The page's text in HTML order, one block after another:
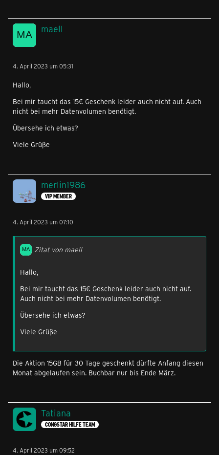
maell
4. April 2023 um 05:31
Hallo,
Bei mir taucht das 15€ Geschenk leider auch nicht auf. Auch
nicht bei mehr Datenvolumen benötigt.
Übersehe ich etwas?
Viele Grüße
merlin1986
VIP MEMBER
4. April 2023 um 07:10
Zitat von maell
Hallo,
Bei mir taucht das 15€ Geschenk leider auch nicht auf.
Auch nicht bei mehr Datenvolumen benötigt.
Übersehe ich etwas?
Viele Grüße
Die Aktion 15GB für 30 Tage geschenkt dürfte Anfang diesen
Monat abgelaufen sein. Buchbar nur bis Ende März.
Tatiana
CONGSTAR HILFE TEAM
4. April 2023 um 09:52